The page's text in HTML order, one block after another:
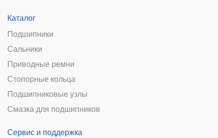
Каталог
Подшипники
Сальники
Приводные ремни
Стопорные кольца
Подшипниковые узлы
Смазка для подшипников
Сервис и поддержка